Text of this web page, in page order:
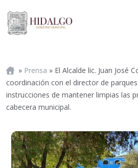
Portada
» Prensa » El Alcalde lic. Juan José
coordinación con el director de
instrucciones de mantener limpias las
cabecera municipal.